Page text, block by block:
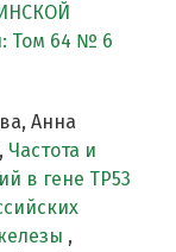
Том 64 № 6
Анна
Частота и
в гене TP53
,